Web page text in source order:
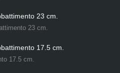
23 cm.
23 cm.
17.5 cm.
17.5 cm.